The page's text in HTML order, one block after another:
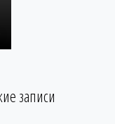
записи